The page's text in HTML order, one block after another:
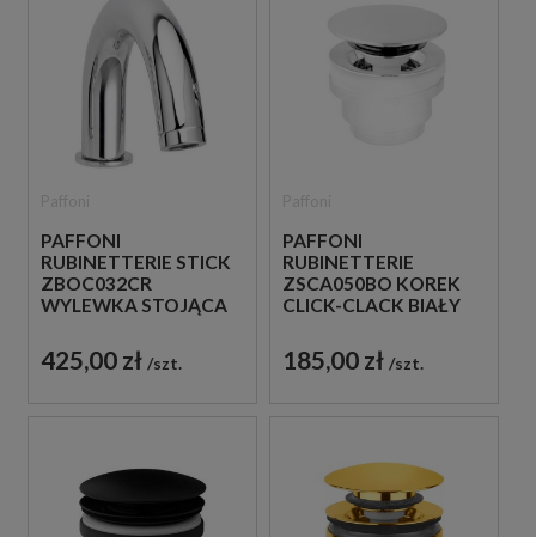
PAFFONI
RUBINETTERIE STICK
ZBOC032CR
WYLEWKA STOJĄCA
425,00 zł szt.
PAFFONI
RUBINETTERIE
ZSCA050BO KOREK
CLICK-CLACK BIAŁY
185,00 zł szt.